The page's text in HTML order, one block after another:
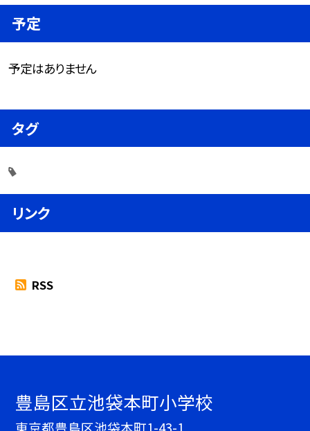
予定
予定はありません
タグ
リンク
RSS
豊島区立池袋本町小学校